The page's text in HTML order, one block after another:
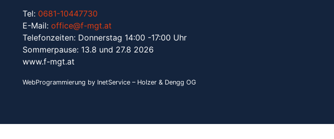
Tel: 0681-10447730
E-Mail: office@f-mgt.at
Telefonzeiten: Donnerstag 14:00 -17:00 Uhr
Sommerpause: 13.8 und 27.8 2026
www.f-mgt.at
WebProgrammierung by InetService – Holzer & Dengg OG